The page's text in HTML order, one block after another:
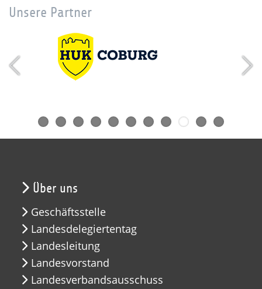
Unsere Partner
Über uns
Geschäftsstelle
Landesdelegiertentag
Landesleitung
Landesvorstand
Landesverbandsausschuss